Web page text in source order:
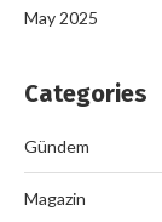
May 2025
Categories
Gündem
Magazin